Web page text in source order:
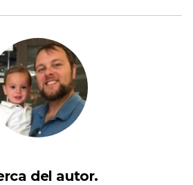
del autor.